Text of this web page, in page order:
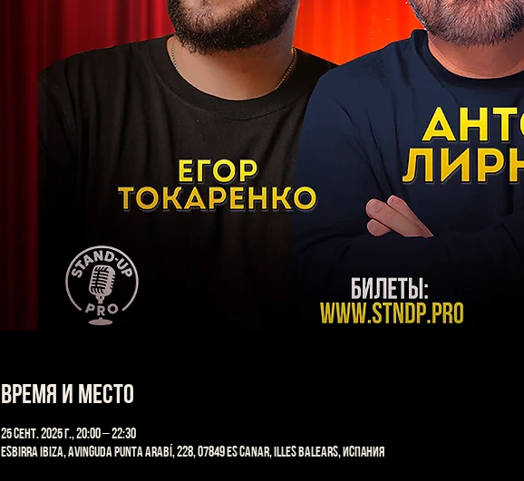
Время и место
25 сент. 2025 г., 20:00 – 22:30
Esbirra IBIZA, Avinguda Punta Arabí, 228, 07849 es Canar, Illes Balears, Испания